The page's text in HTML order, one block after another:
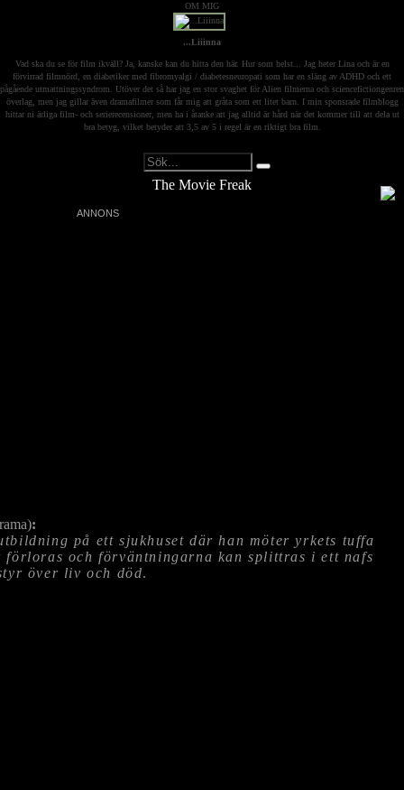
OM MIG
...Liiinna
Vad ska du se för film ikväll? Ja, kanske kan du hitta den här. Hur som helst... Jag heter Lina och är en
förvirrad filmnörd, en diabetiker med fibromyalgi / diabetesneuropati som har en släng av ADHD och ett
pågående utmattningssyndrom. Utöver det så har jag en stor svaghet för Alien filmerna och sciencefictiongenren
överlag, men jag gillar även dramafilmer som får mig att gråta som ett litet barn. I min sponsrade filmblogg
hittar ni ärliga film- och serierecensioner, men ha i åtanke att jag alltid är hård när det kommer till att dela ut
bra betyg, vilket betyder att 3,5 av 5 i regel är en riktigt bra film.
The Movie Freak
:
på ett sjukhuset där han möter yrkets tuffa
och förväntningarna kan splittras i ett nafs
över liv och död.